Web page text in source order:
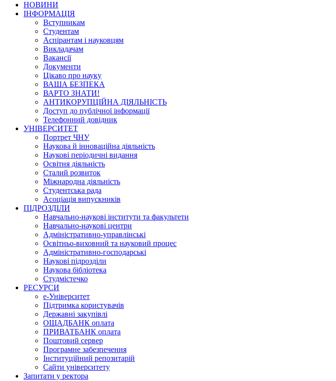
НОВИНИ
ІНФОРМАЦІЯ
Вступникам
Студентам
Аспірантам і науковцям
Викладачам
Вакансії
Документи
Цікаво про науку
ВАША БЕЗПЕКА
ВАРТО ЗНАТИ!
АНТИКОРУПЦІЙНА ДІЯЛЬНІСТЬ
Доступ до публічної інформації
Телефонний довідник
УНІВЕРСИТЕТ
Портрет ЧНУ
Наукова й інноваційна діяльність
Наукові періодичні видання
Освітня діяльність
Сталий розвиток
Міжнародна діяльність
Студентська рада
Асоціація випускників
ПІДРОЗДІЛИ
Навчально-наукові інститути та факультети
Навчально-наукові центри
Адміністративно-управлінські
Освітньо-виховний та науковий процес
Адміністративно-господарські
Наукові підрозділи
Наукова бібліотека
Студмістечко
РЕСУРСИ
е-Університет
Підтримка користувачів
Державні закупівлі
ОЩАДБАНК оплата
ПРИВАТБАНК оплата
Поштовий сервер
Програмне забезпечення
Інституційний репозитарій
Сайти університету
Запитати у ректора